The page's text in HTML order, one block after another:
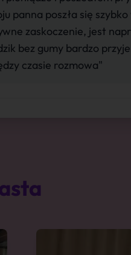
panna poszła się
zaskoczenie, jest
bez gumy bardzo
czasie rozmowa"